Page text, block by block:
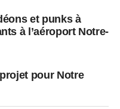
et punks à
à l’aéroport Notre-
pour Notre